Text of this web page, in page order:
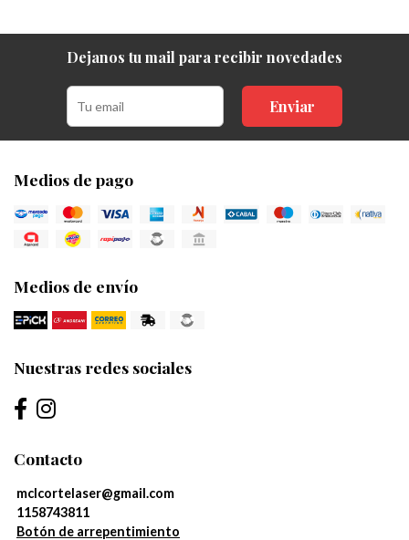
Dejanos tu mail para recibir novedades
Enviar
Medios de pago
Medios de envío
Nuestras redes sociales
Contacto
mclcortelaser@gmail.com
1158743811
Botón de arrepentimiento